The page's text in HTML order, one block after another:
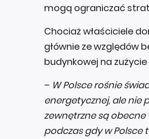
mogą ograniczać
Chociaż właściciele
głównie ze względów
budynkowej na zużycie
– W Polsce rośnie
energetycznej, ale nie
zewnętrzne są obecne
podczas gdy w Polsce